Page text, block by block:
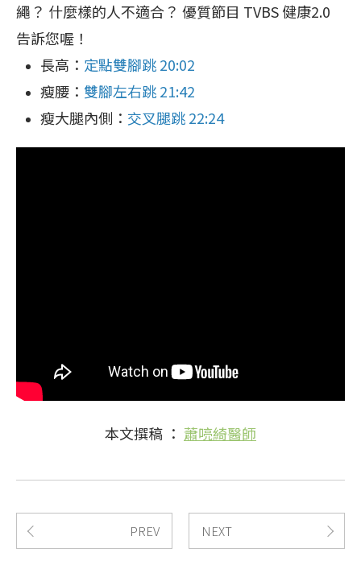
繩？ 什麼樣的人不適合？ 優質節目 TVBS 健康2.0
告訴您喔！
長高： 定點雙腳跳 20:02
瘦腰： 雙腳左右跳 21:42
瘦大腿內側： 交叉腿跳 22:24
本文撰稿 ： 蕭喨綺醫師
PREV NEXT